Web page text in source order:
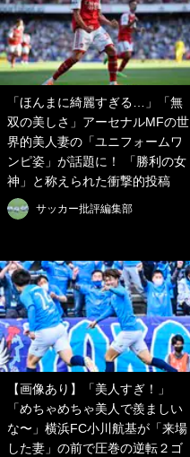
「ほんまに綺麗すぎる…」「無
双の美しさ」アーセナルMFの世
界的美人妻の「ユニフォームワ
ンピ姿」が話題に！ 「勝利の女
神」と称えられた衝撃的投稿
サッカー批評編集部
【画像あり】「美人すぎ！」
「めちゃめちゃ美人で羨ましい
な〜」横浜FC小川航基が「来場
した妻」の前で圧巻の逆転２ゴ